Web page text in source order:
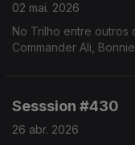
02 mai. 2026
No Trilho entre outros
Commander Ali,
Sesssion #430
26 abr. 2026